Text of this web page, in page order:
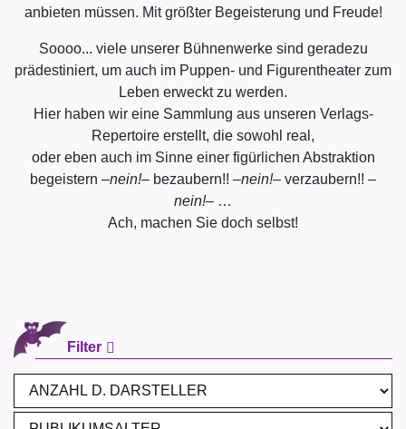
anbieten müssen. Mit größter Begeisterung und Freude!
Soooo... viele unserer Bühnenwerke sind geradezu
prädestiniert, um auch im Puppen- und Figurentheater zum
Leben erweckt zu werden.
Hier haben wir eine Sammlung aus unseren Verlags-
Repertoire erstellt, die sowohl real,
oder eben auch im Sinne einer figürlichen Abstraktion
begeistern –nein!– bezaubern!! –nein!– verzaubern!! –
nein!– …
Ach, machen Sie doch selbst!
Filter